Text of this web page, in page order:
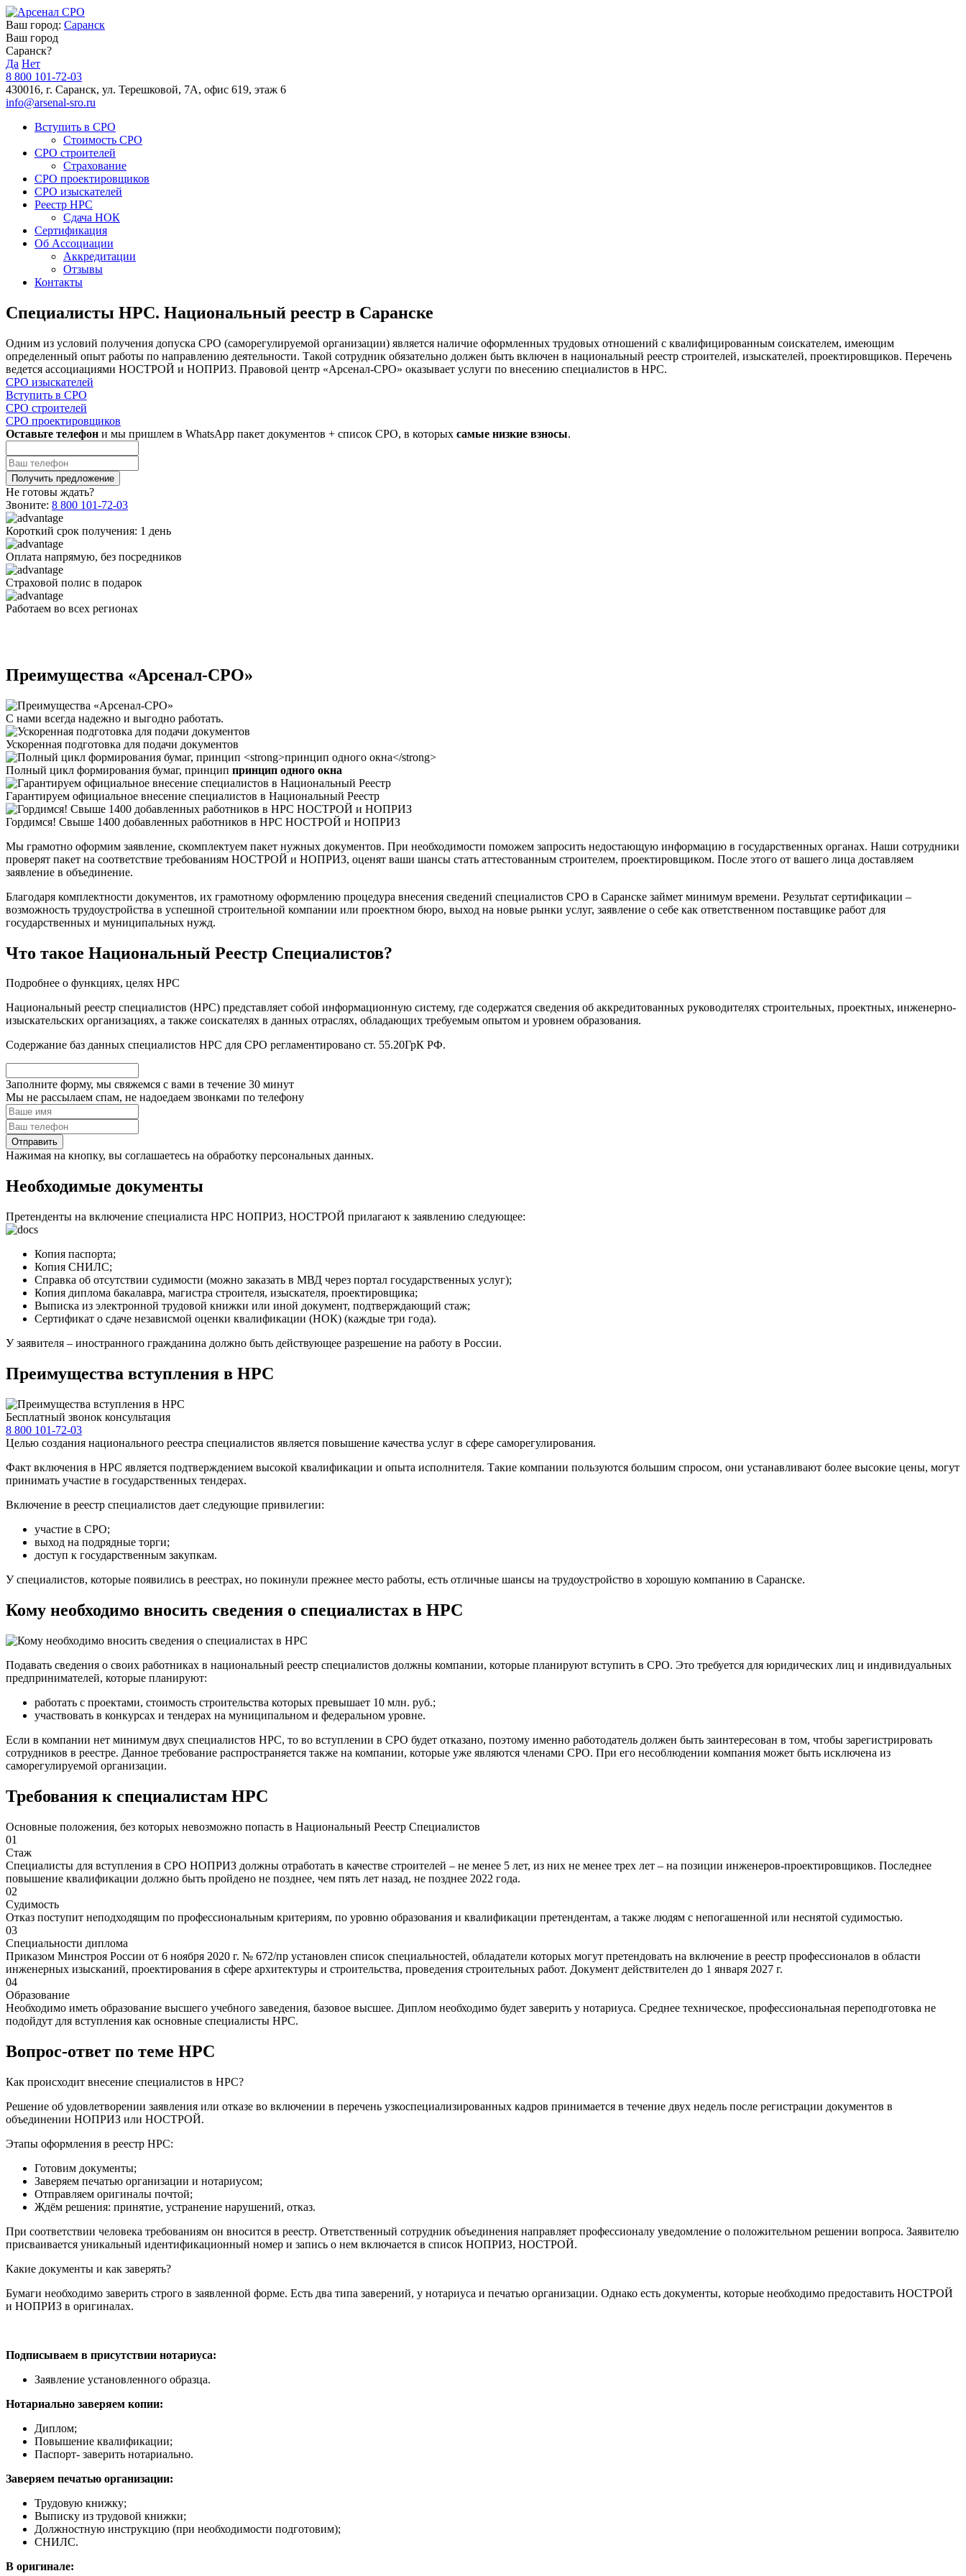
Ваш город: Саранск
Ваш город
Саранск?
Да Нет
8 800 101-72-03
430016, г. Саранск, ул. Терешковой, 7А, офис 619, этаж 6
info@arsenal-sro.ru
Вступить в СРО
Стоимость СРО
СРО строителей
Страхование
СРО проектировщиков
СРО изыскателей
Реестр НРС
Сдача НОК
Сертификация
Об Ассоциации
Аккредитации
Отзывы
Контакты
Специалисты НРС. Национальный реестр в Саранске
Одним из условий получения допуска СРО (саморегулируемой организации) является наличие оформленных трудовых отношений с квалифицированным соискателем, имеющим
определенный опыт работы по направлению деятельности. Такой сотрудник обязательно должен быть включен в национальный реестр строителей, изыскателей, проектировщиков. Перечень
ведется ассоциациями НОСТРОЙ и НОПРИЗ. Правовой центр «Арсенал-СРО» оказывает услуги по внесению специалистов в НРС.
СРО изыскателей
Вступить в СРО
СРО строителей
СРО проектировщиков
Оставьте телефон и мы пришлем в WhatsApp пакет документов + список СРО, в которых самые низкие взносы.
Не готовы ждать?
Звоните: 8 800 101-72-03
Короткий срок получения: 1 день
Оплата напрямую, без посредников
Страховой полис в подарок
Работаем во всех регионах
Преимущества «Арсенал-СРО»
С нами всегда надежно и выгодно работать.
Ускоренная подготовка для подачи документов
Полный цикл формирования бумаг, принцип принцип одного окна
Гарантируем официальное внесение специалистов в Национальный Реестр
Гордимся! Свыше 1400 добавленных работников в НРС НОСТРОЙ и НОПРИЗ
Мы грамотно оформим заявление, скомплектуем пакет нужных документов. При необходимости поможем запросить недостающую информацию в государственных органах. Наши сотрудники
проверят пакет на соответствие требованиям НОСТРОЙ и НОПРИЗ, оценят ваши шансы стать аттестованным строителем, проектировщиком. После этого от вашего лица доставляем
заявление в объединение.
Благодаря комплектности документов, их грамотному оформлению процедура внесения сведений специалистов СРО в Саранске займет минимум времени. Результат сертификации –
возможность трудоустройства в успешной строительной компании или проектном бюро, выход на новые рынки услуг, заявление о себе как ответственном поставщике работ для
государственных и муниципальных нужд.
Что такое Национальный Реестр Специалистов?
Подробнее о функциях, целях НРС
Национальный реестр специалистов (НРС) представляет собой информационную систему, где содержатся сведения об аккредитованных руководителях строительных, проектных, инженерно-
изыскательских организациях, а также соискателях в данных отраслях, обладающих требуемым опытом и уровнем образования.
Содержание баз данных специалистов НРС для СРО регламентировано ст. 55.20ГрК РФ.
Заполните форму, мы свяжемся с вами в течение 30 минут
Мы не рассылаем спам, не надоедаем звонками по телефону
Нажимая на кнопку, вы соглашаетесь на обработку персональных данных.
Необходимые документы
Претенденты на включение специалиста НРС НОПРИЗ, НОСТРОЙ прилагают к заявлению следующее:
Копия паспорта;
Копия СНИЛС;
Справка об отсутствии судимости (можно заказать в МВД через портал государственных услуг);
Копия диплома бакалавра, магистра строителя, изыскателя, проектировщика;
Выписка из электронной трудовой книжки или иной документ, подтверждающий стаж;
Сертификат о сдаче независмой оценки квалификации (НОК) (каждые три года).
У заявителя – иностранного гражданина должно быть действующее разрешение на работу в России.
Преимущества вступления в НРС
Бесплатный звонок консультация
8 800 101-72-03
Целью создания национального реестра специалистов является повышение качества услуг в сфере саморегулирования.
Факт включения в НРС является подтверждением высокой квалификации и опыта исполнителя. Такие компании пользуются большим спросом, они устанавливают более высокие цены, могут
принимать участие в государственных тендерах.
Включение в реестр специалистов дает следующие привилегии:
участие в СРО;
выход на подрядные торги;
доступ к государственным закупкам.
У специалистов, которые появились в реестрах, но покинули прежнее место работы, есть отличные шансы на трудоустройство в хорошую компанию в Саранске.
Кому необходимо вносить сведения о специалистах в НРС
Подавать сведения о своих работниках в национальный реестр специалистов должны компании, которые планируют вступить в СРО. Это требуется для юридических лиц и индивидуальных
предпринимателей, которые планируют:
работать с проектами, стоимость строительства которых превышает 10 млн. руб.;
участвовать в конкурсах и тендерах на муниципальном и федеральном уровне.
Если в компании нет минимум двух специалистов НРС, то во вступлении в СРО будет отказано, поэтому именно работодатель должен быть заинтересован в том, чтобы зарегистрировать
сотрудников в реестре. Данное требование распространяется также на компании, которые уже являются членами СРО. При его несоблюдении компания может быть исключена из
саморегулируемой организации.
Требования к специалистам НРС
Основные положения, без которых невозможно попасть в Национальный Реестр Специалистов
01
Стаж
Специалисты для вступления в СРО НОПРИЗ должны отработать в качестве строителей – не менее 5 лет, из них не менее трех лет – на позиции инженеров-проектировщиков. Последнее
повышение квалификации должно быть пройдено не позднее, чем пять лет назад, не позднее 2022 года.
02
Судимость
Отказ поступит неподходящим по профессиональным критериям, по уровню образования и квалификации претендентам, а также людям с непогашенной или неснятой судимостью.
03
Специальности диплома
Приказом Минстроя России от 6 ноября 2020 г. № 672/пр установлен список специальностей, обладатели которых могут претендовать на включение в реестр профессионалов в области
инженерных изысканий, проектирования в сфере архитектуры и строительства, проведения строительных работ. Документ действителен до 1 января 2027 г.
04
Образование
Необходимо иметь образование высшего учебного заведения, базовое высшее. Диплом необходимо будет заверить у нотариуса. Среднее техническое, профессиональная переподготовка не
подойдут для вступления как основные специалисты НРС.
Вопрос-ответ по теме НРС
Как происходит внесение специалистов в НРС?
Решение об удовлетворении заявления или отказе во включении в перечень узкоспециализированных кадров принимается в течение двух недель после регистрации документов в
объединении НОПРИЗ или НОСТРОЙ.
Этапы оформления в реестр НРС:
Готовим документы;
Заверяем печатью организации и нотариусом;
Отправляем оригиналы почтой;
Ждём решения: принятие, устранение нарушений, отказ.
При соответствии человека требованиям он вносится в реестр. Ответственный сотрудник объединения направляет профессионалу уведомление о положительном решении вопроса. Заявителю
присваивается уникальный идентификационный номер и запись о нем включается в список НОПРИЗ, НОСТРОЙ.
Какие документы и как заверять?
Бумаги необходимо заверить строго в заявленной форме. Есть два типа заверений, у нотариуса и печатью организации. Однако есть документы, которые необходимо предоставить НОСТРОЙ
и НОПРИЗ в оригиналах.
Подписываем в присутствии нотариуса:
Заявление установленного образца.
Нотариально заверяем копии:
Диплом;
Повышение квалификации;
Паспорт- заверить нотариально.
Заверяем печатью организации:
Трудовую книжку;
Выписку из трудовой книжки;
Должностную инструкцию (при необходимости подготовим);
СНИЛС.
В оригинале: